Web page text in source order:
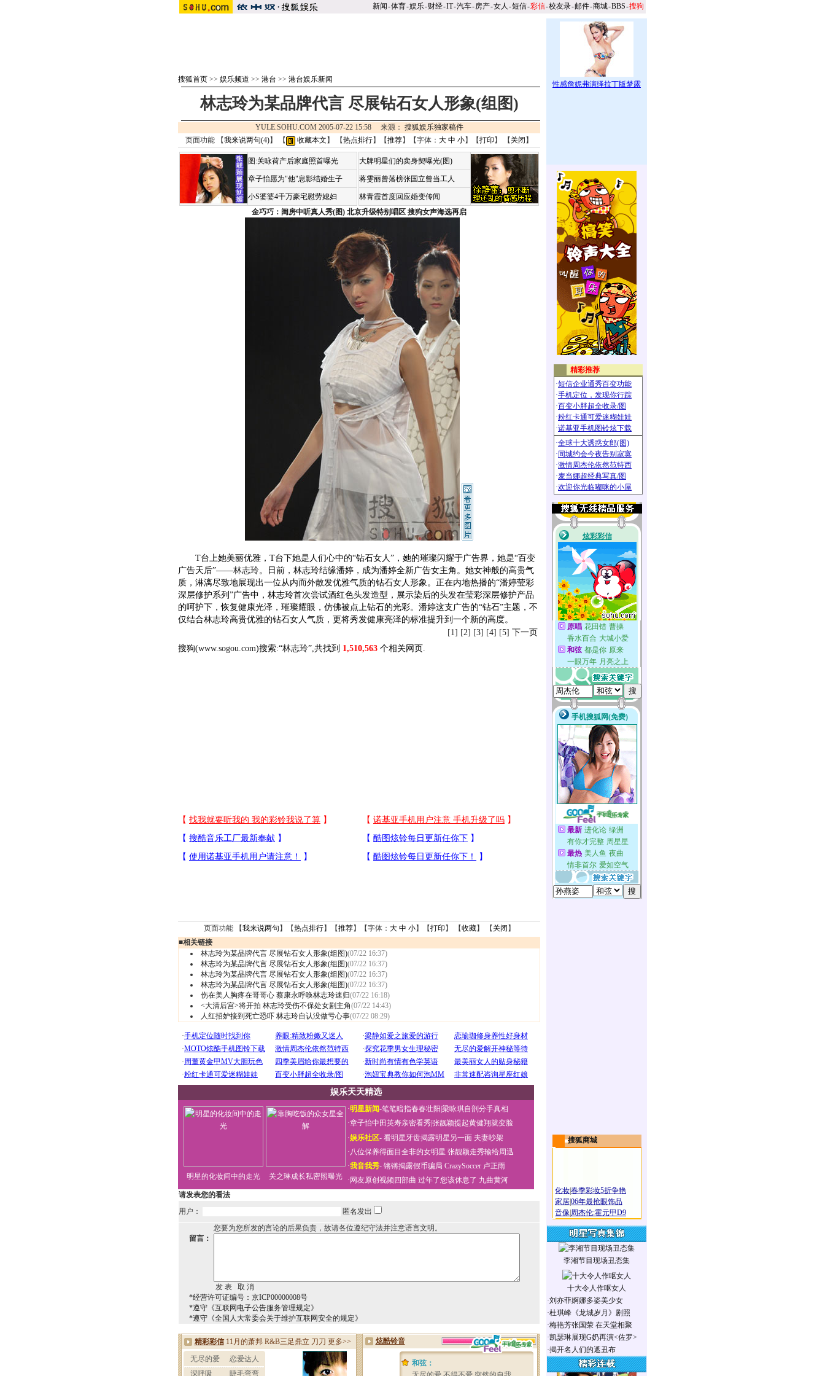
新闻-体育-娱乐-财经-IT-汽车-房产-女人 -短信-彩信-校友录-邮件-商城-BBS-搜狗
搜狐首页 >> 娱乐频道 >> 港台 >> 港台娱乐新闻
林志玲为某品牌代言 尽展钻石女人形象(组图)
YULE.SOHU.COM 2005-07-22 15:58 来源： 搜狐娱乐独家稿件
页面功能 【我来说两句(4)】 【 收藏本文 】 【热点排行】【推荐】【字体： 大 中 小】【打印 】 【 关闭 】
图:关咏荷产后家庭照首曝光
章子怡愿为"他"息影结婚生子
小S婆婆4千万豪宅慰劳媳妇
大牌明星们的卖身契曝光(图)
蒋雯丽曾落榜张国立曾当工人
林青霞首度回应婚变传闻
金巧巧：闺房中听真人秀(图) 北京升级特别唱区 搜狗女声海选再启
T台上她美丽优雅，T台下她是人们心中的“钻石女人”，她的璀璨闪耀于广告界，她是“百变
广告天后”——林志玲。日前，林志玲结缘潘婷，成为潘婷全新广告女主角。她女神般的高贵气
质，淋漓尽致地展现出一位从内而外散发优雅气质的钻石女人形象。正在内地热播的“潘婷莹彩
深层修护系列”广告中，林志玲首次尝试酒红色头发造型，展示染后的头发在莹彩深层修护产品
的呵护下，恢复健康光泽，璀璨耀眼，仿佛被点上钻石的光彩。潘婷这支广告的“钻石”主题，不
仅结合林志玲高贵优雅的钻石女人气质，更将秀发健康亮泽的标准提升到一个新的高度。
[1] [2] [3] [4] [5] 下一页
搜狗(www.sogou.com)搜索:“林志玲”,共找到 1,510,563 个相关网页.
页面功能 【我来说两句 】【热点排行】【推荐】【字体： 大 中 小】【打印 】 【收藏】 【 关闭 】
■相关链接
林志玲为某品牌代言 尽展钻石女人形象(组图)(07/22 16:37)
林志玲为某品牌代言 尽展钻石女人形象(组图)(07/22 16:37)
林志玲为某品牌代言 尽展钻石女人形象(组图)(07/22 16:37)
林志玲为某品牌代言 尽展钻石女人形象(组图)(07/22 16:37)
伤在美人胸疼在哥哥心 蔡康永呼唤林志玲速归(07/22 16:18)
<大清后宫>将开拍 林志玲受伤不保处女剧主角(07/22 14:43)
人红招妒接到死亡恐吓 林志玲自认没做亏心事(07/22 08:29)
娱乐天天精选
明星的化妆间中的走光 关之琳成长私密照曝光
·明星新闻-笔笔暗指春春壮阳 梁咏琪自剖分手真相
·章子怡中田英寿亲密看秀张靓颖提起黄健翔就变脸
·娱乐社区- 看明星牙齿揭露明星另一面 夫妻吵架
·八位保养得面目全非的女明星 张靓颖走秀输给周迅
·我音我秀- 锵锵揭露假币骗局 CrazySoccer 卢正雨
· 网友原创视频四部曲 过年了您该休息了 九曲黄河
请发表您的看法
用户：
匿名发出
您要为您所发的言论的后果负责，故请各位遵纪守法并注意语言文明。
留言：
*经营许可证编号：京ICP00000008号
*遵守《互联网电子公告服务管理规定》
*遵守《全国人大常委会关于维护互联网安全的规定》
搜狐商城
化妆春季彩妆5折争艳
家居06年最抢眼饰品
音像 周杰伦:霍元甲D9
李湘节目现场丑态集
十大令人作呕女人
·刘亦菲婀娜多姿美少女
·杜琪峰《龙城岁月》剧照
·梅艳芳张国荣 在天堂相聚
·凯瑟琳展现G奶再演<佐罗>
·揭开名人们的遮丑布